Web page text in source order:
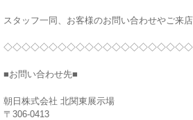
スタッフ一同、お客様のお問い合わせやご来
■お問い合わせ先■
朝日株式会社 北関東展示場
〒306-0413